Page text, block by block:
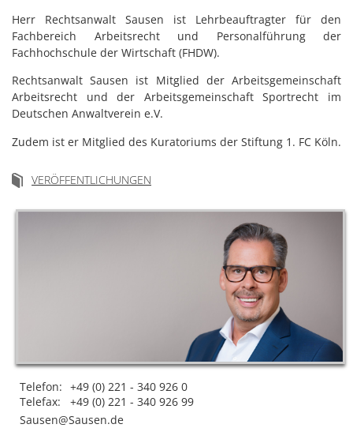
Herr Rechtsanwalt Sausen ist Lehrbeauftragter für den
Fachbereich Arbeitsrecht und Personalführung der
Fachhochschule der Wirtschaft (FHDW).
Rechtsanwalt Sausen ist Mitglied der Arbeitsgemeinschaft
Arbeitsrecht und der Arbeitsgemeinschaft Sportrecht im
Deutschen Anwaltverein e.V.
Zudem ist er Mitglied des Kuratoriums der Stiftung 1. FC Köln.
VERÖFFENTLICHUNGEN
Telefon: +49 (0) 221 - 340 926 0
Telefax:
+49 (0) 221 - 340 926 99
ed.nesuaS@nesuaS